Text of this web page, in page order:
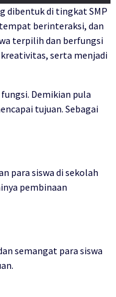
dibentuk di tingkat SMP
berinteraksi, dan
terpilih dan berfungsi
serta menjadi
Demikian pula
tujuan. Sebagai
para siswa di sekolah
pembinaan
semangat para siswa